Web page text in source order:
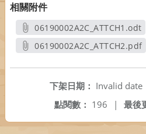
相關附件
06190002A2C_ATTCH1.odt
另開新視窗
06190002A2C_ATTCH2.pdf
下架日期： Invalid date
最後
點閱數： 196 |